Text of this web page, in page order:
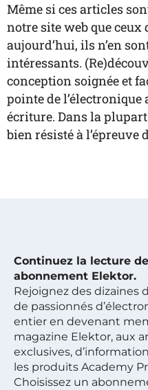
Même si ces articles
notre site web que ceux
aujourd’hui, ils n’en
intéressants.
conception soignée et
pointe de l’électronique
écriture. Dans la
bien résisté à l’épreuve
Continuez la lecture
abonnement Elektor.
Rejoignez des dizaines
de passionnés
entier en devenant
magazine Elektor, aux
exclusives,
les produits Academy
Choisissez un